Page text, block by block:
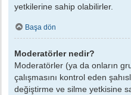
yetkilerine sahip olabilirler.
Başa dön
Moderatörler nedir?
Moderatörler (ya da onların
çalışmasını kontrol eden
değiştirme ve silme yetkisine